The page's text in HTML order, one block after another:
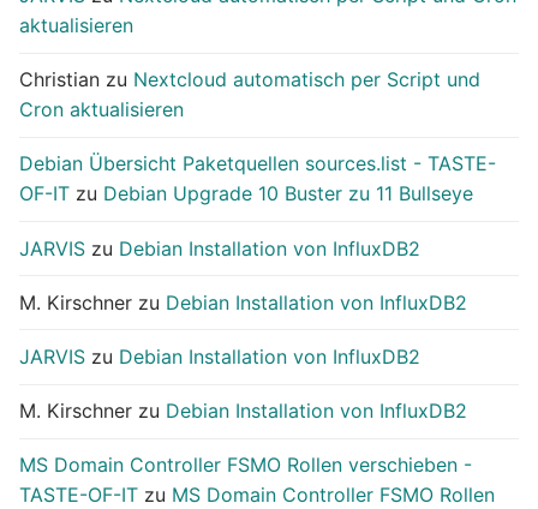
aktualisieren
Christian zu Nextcloud automatisch per Script und
Cron aktualisieren
Debian Übersicht Paketquellen sources.list - TASTE-
OF-IT zu Debian Upgrade 10 Buster zu 11 Bullseye
JARVIS zu Debian Installation von InfluxDB2
M. Kirschner zu Debian Installation von InfluxDB2
JARVIS zu Debian Installation von InfluxDB2
M. Kirschner zu Debian Installation von InfluxDB2
MS Domain Controller FSMO Rollen verschieben -
TASTE-OF-IT zu MS Domain Controller FSMO Rollen